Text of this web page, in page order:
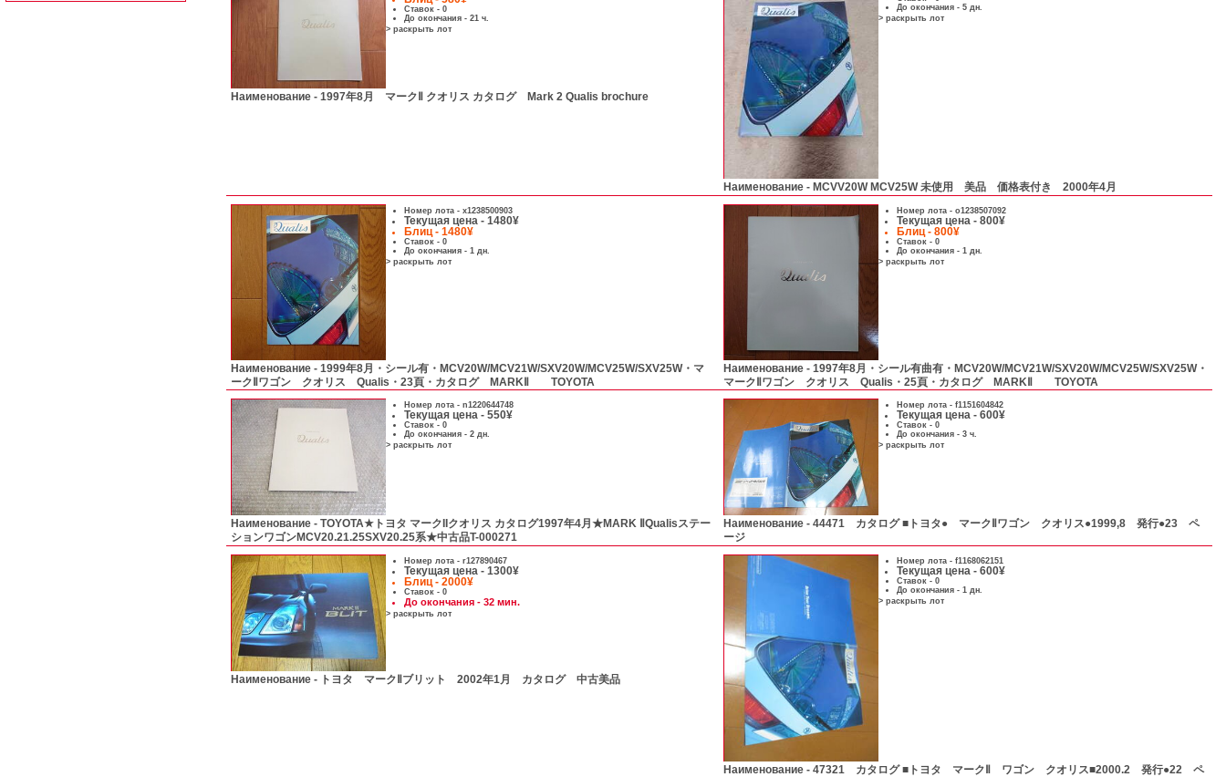
Ставок - 0
До окончания - 21 ч.
> раскрыть лот
Наименование - 1997年8月 マークⅡ クオリス カタログ Mark 2 Qualis brochure
До окончания - 5 дн.
> раскрыть лот
Наименование - MCVV20W MCV25W 未使用 美品 価格表付き 2000年4月
Номер лота - x1238500903
Текущая цена - 1480¥
Блиц - 1480¥
Ставок - 0
До окончания - 1 дн.
> раскрыть лот
Наименование - 1999年8月・シール有・MCV20W/MCV21W/SXV20W/MCV25W/SXV25W・マ
ークⅡワゴン クオリス Qualis・23頁・カタログ MARKⅡ TOYOTA
Номер лота - o1238507092
Текущая цена - 800¥
Блиц - 800¥
Ставок - 0
До окончания - 1 дн.
> раскрыть лот
Наименование - 1997年8月・シール有曲有・MCV20W/MCV21W/SXV20W/MCV25W/SXV25W・
マークⅡワゴン クオリス Qualis・25頁・カタログ MARKⅡ TOYOTA
Номер лота - n1220644748
Текущая цена - 550¥
Ставок - 0
До окончания - 2 дн.
> раскрыть лот
Наименование - TOYOTA★トヨタ マークIIクオリス カタログ1997年4月★MARK ⅡQualisステー
ションワゴンMCV20.21.25SXV20.25系★中古品T-000271
Номер лота - f1151604842
Текущая цена - 600¥
Ставок - 0
До окончания - 3 ч.
> раскрыть лот
Наименование - 44471 カタログ ■トヨタ● マークⅡワゴン クオリス●1999,8 発行●23 ペ
ージ
Номер лота - r127890467
Текущая цена - 1300¥
Блиц - 2000¥
Ставок - 0
До окончания - 32 мин.
> раскрыть лот
Наименование - トヨタ マークⅡブリット 2002年1月 カタログ 中古美品
Номер лота - f1168062151
Текущая цена - 600¥
Ставок - 0
До окончания - 1 дн.
> раскрыть лот
Наименование - 47321 カタログ ■トヨタ マークⅡ ワゴン クオリス■2000.2 発行●22 ペ